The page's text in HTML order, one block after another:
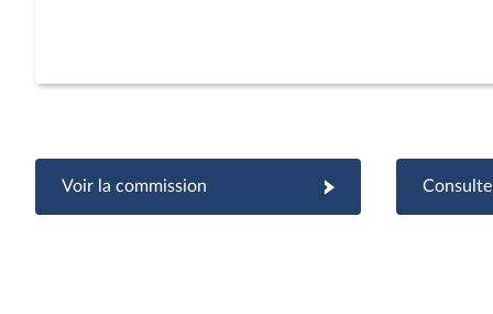
Voir la commission